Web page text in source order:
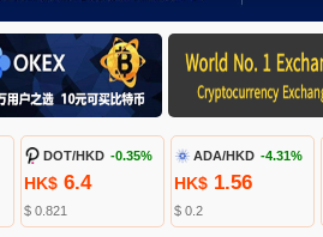
DOT/HKD -0.35%
HK$6.4
$ 0.821
ADA/HKD -4.31%
HK$1.56
$ 0.2